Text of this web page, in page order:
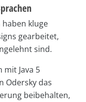
haben kluge
gearbeitet,
sind.
mit Java 5
Odersky das
beibehalten,